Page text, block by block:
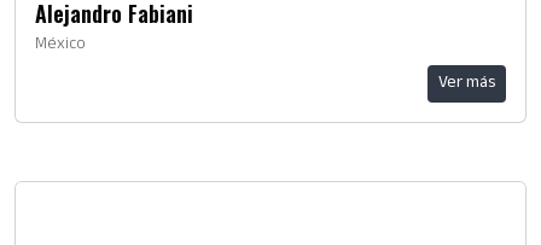
Alejandro Fabiani
México
Ver más